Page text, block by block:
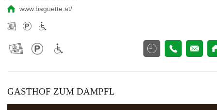
www.baguette.at/
GASTHOF ZUM DAMPFL